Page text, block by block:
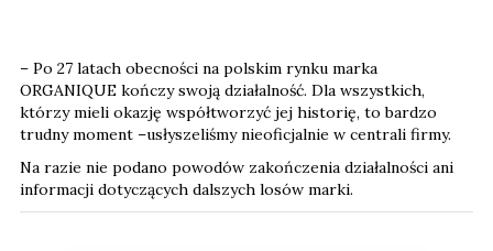
– Po 27 latach obecności na polskim rynku marka
ORGANIQUE kończy swoją działalność. Dla wszystkich,
którzy mieli okazję współtworzyć jej historię, to bardzo
trudny moment –usłyszeliśmy nieoficjalnie w centrali firmy.
Na razie nie podano powodów zakończenia działalności ani
informacji dotyczących dalszych losów marki.